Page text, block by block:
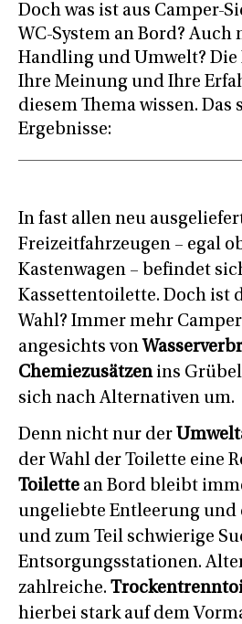
Doch was ist aus Camper-
WC-System an Bord? Auch
Handling und Umwelt? Die
Ihre Meinung und Ihre
diesem Thema wissen. Das
Ergebnisse:
In fast allen neu
Freizeitfahrzeugen – egal
Kastenwagen – befindet
Kassettentoilette. Doch ist
Wahl? Immer mehr
angesichts von
Chemiezusätzenins
sich nach Alternativen um.
Denn nicht nur der
der Wahl der Toilette eine
Toilette an Bord bleibt
ungeliebte Entleerung
und zum Teil schwierige
Entsorgungsstationen.
zahlreiche.
hierbei stark auf dem